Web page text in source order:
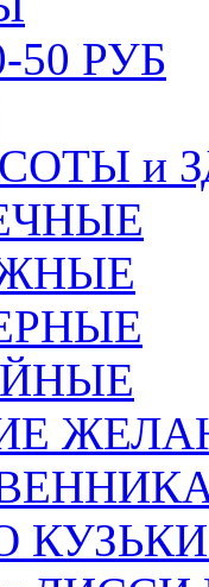
50 РУБ
и